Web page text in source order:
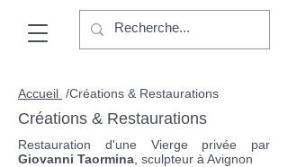
Accueil /Créations & Restaurations
Créations & Restaurations
Restauration d'une Vierge privée par
Giovanni Taormina sculpteur à Avignon